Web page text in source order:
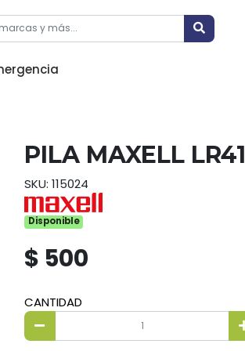
PILA MAXELL LR41
SKU: 115024
Disponible
$ 500
CANTIDAD